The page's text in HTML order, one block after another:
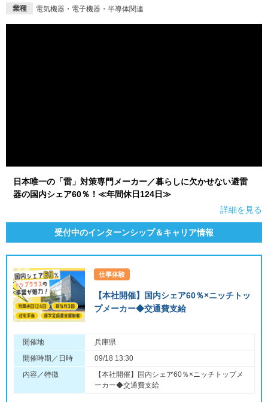
業種 電気機器・電子機器・半導体関連
日本唯一の「雷」対策専門メーカー／暮らしに欠かせない避雷
器の国内シェア60％！≪年間休日124日≫
詳細を見る
受付中のインターンシップ＆キャリア情報
仕事体験
【本社開催】国内シェア60％×ニッチトッ
プメーカー◆交通費支給
開催地
兵庫県
開催時期／日時
09/18 13:30
内容／特徴
【本社開催】国内シェア60％×ニッチトップメ
ーカー◆交通費支給